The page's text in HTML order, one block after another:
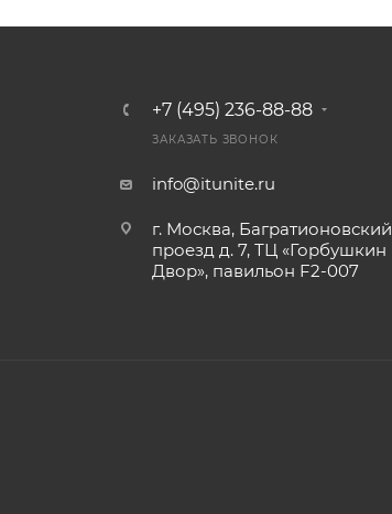
+7 (495) 236-88-88
ЗАКАЗАТЬ ЗВОНОК
info@itunite.ru
г. Москва, Багратионовский
проезд д. 7, ТЦ «Горбушкин
Двор», павильон F2-007